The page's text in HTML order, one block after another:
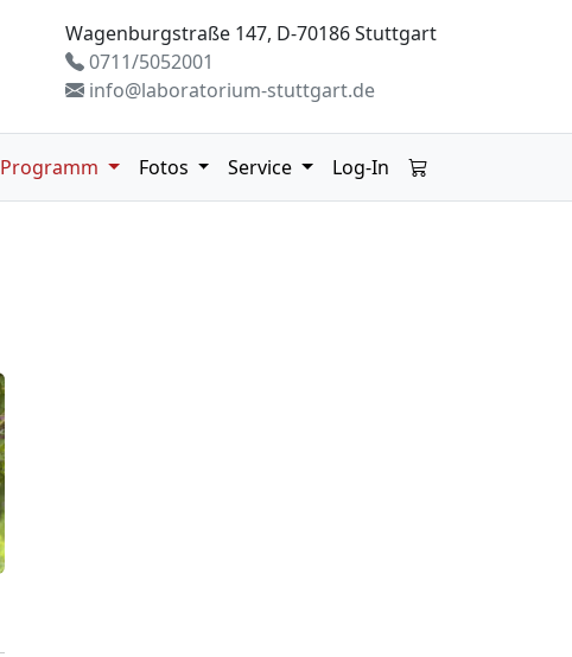
Wagenburgstraße 147, D-70186 Stuttgart
0711/5052001
info@laboratorium-stuttgart.de
Programm Fotos Service Log-In